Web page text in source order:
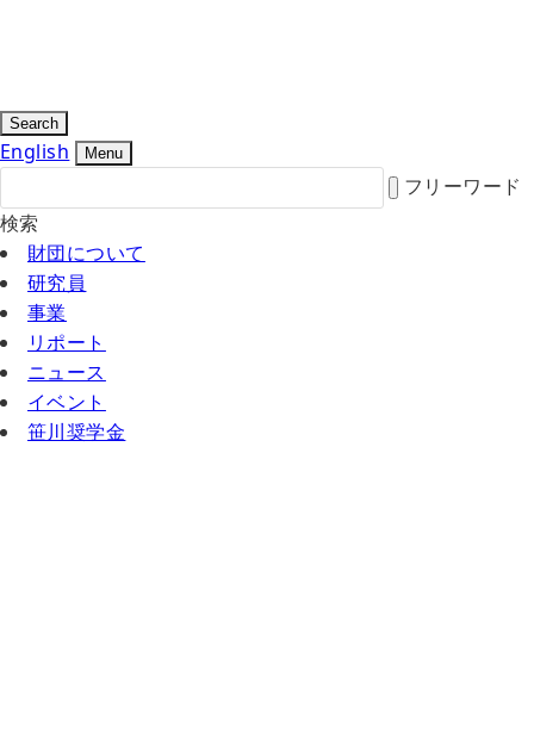
Search
English Menu
フリーワード
検索
財団について
研究員
事業
リポート
ニュース
イベント
笹川奨学金